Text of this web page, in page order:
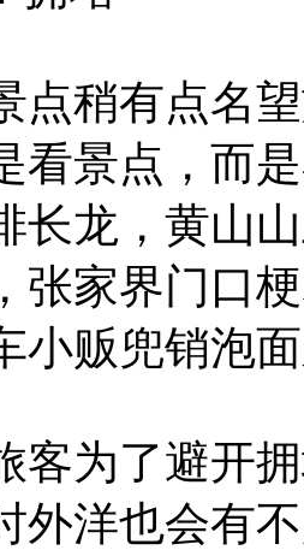
点稍有点名
看景点，而
长龙，黄山
张家界门口
小贩兜销泡
客为了避开
外洋也会有